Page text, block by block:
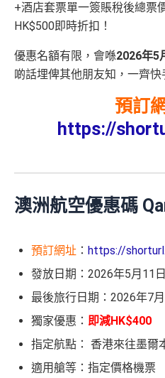
+酒店套票單一簽賬稅後總票
HK$500即時折扣！
優惠名額有限，會喺2026年5
啲話埋俾其他朋友知，一齊快
預訂
https://
澳洲航空優惠碼
預訂網址 ： https://
發放日期：2026年5月11
最後旅行日期：2026年7
獨家優惠： 即減HK$400
指定航點： 香港來往墨爾
適用艙等：指定價格機票